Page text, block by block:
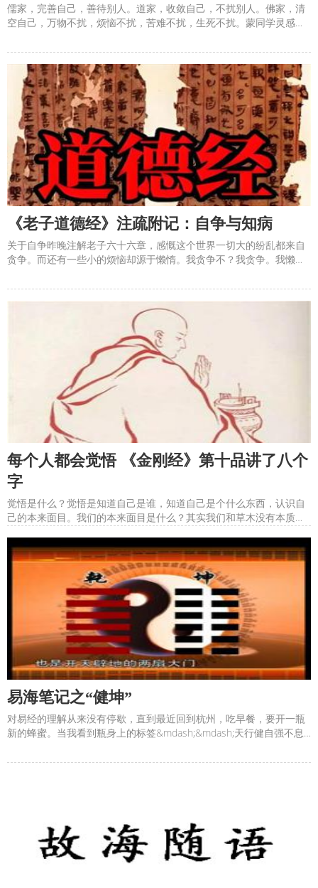
儒家，完善自己，善待别人。道家，收敛自己，不扰别人。佛家，清
空自己，万物不扰，烦恼不扰，苦难不扰，生死不扰。蒙同学灵感又
修儒家，中年时修道家，衰老时修佛家。年龄不是年龄本身，是一种
状态。&#8203;年轻太弱，需要自强；中年刚强，需要收敛
《老子道德经》注疏附记：自争与知病
关于自争昨晚注解老子六十六章，感慨这个世界一切大的纷乱都来自
贪争。而还有一些小的烦恼却源于懒惰。我贪争不？我贪争。我懒惰
用修行了。关于知病《老子》71章，大部分注家都陷入了儒家的知识
论，认为老子讲的是求知的态度。其实这一章是和前一章一脉相承
每个人都会觉悟 《金刚经》第十品讲了八个
字
觉悟是什么？觉悟是知道自己是谁，知道自己是个什么东西，认识自
己的本来面目。我们的本来面目是什么？其实我们和草木没有本质的
学推荐我看一个视频，大意是一个老板从风光无限走向破落衰败，最
后发现，那才是真实的自己，变得很知足。尽管六十岁了，什么都
易海笔记之“健坤”
对易经的理解从来没有停歇，直到最近回到杭州，吃早餐，要开一瓶
新的蜂蜜。当我看到瓶身上的标签&mdash;&mdash;天行健自强不息
了写篇小文的冲动。乾坤是易之门，通常来说，乾代表男人，坤代表